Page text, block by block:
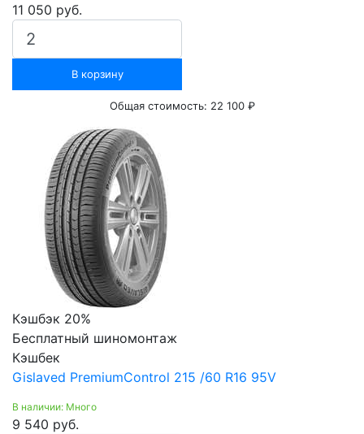
11 050 руб.
В корзину
Общая стоимость: 22 100 ₽
Кэшбэк 20%
Бесплатный шиномонтаж
Кэшбек
Gislaved PremiumControl 215 /60 R16 95V
В наличии: Много
9 540 руб.